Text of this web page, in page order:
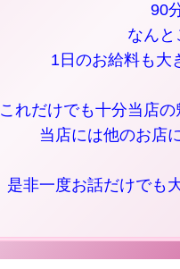
90
なんと
1日のお給料も大
これだけでも十分当店
当店には他のお店
是非一度お話だけでも